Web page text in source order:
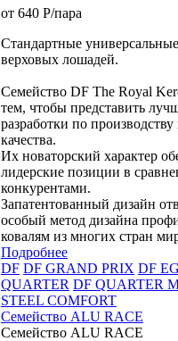
от 640 P/пара
Стандартные
верховых лошадей.
Семейство DF The Royal
тем, чтобы представить
разработки по
качества.
Их новаторский характер
лидерские позиции в
конкурентами.
Запатентованный дизайн
особый метод дизайна
ковалям из многих стран
Подробнее
DF DF GRAND PRIX DF
QUARTER DF QUARTER
STEEL COMFORT
Семейство ALU RACE
Семейство ALU RACE